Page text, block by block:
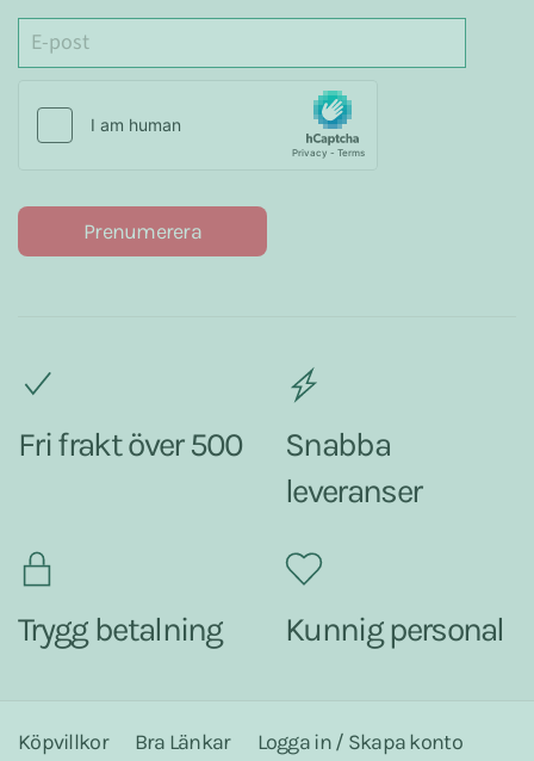
Prenumerera
Fri frakt över 500
Snabba
leveranser
Trygg betalning Kunnig personal
Köpvillkor Bra Länkar Logga in / Skapa konto